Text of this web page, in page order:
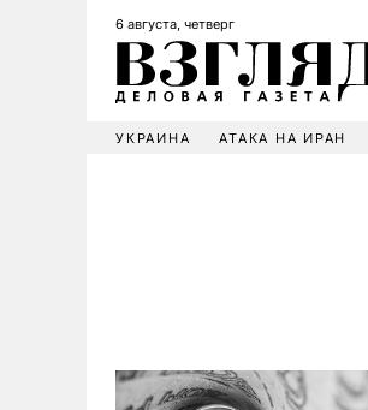
6 августа, четверг
УКРАИНА АТАКА НА ИРАН